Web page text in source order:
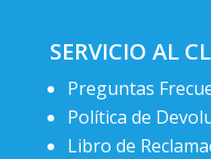
SERVICIO AL
Preguntas
Política de
Libro de